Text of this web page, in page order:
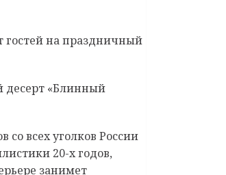
гостей на праздничный
десерт «Блинный
всех уголков России
20-х годов,
занимет